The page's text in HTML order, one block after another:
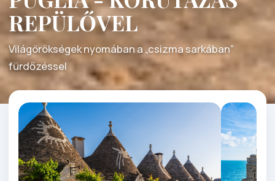
REPÜLŐVEL
Világörökségek nyomában a „csizma sarkában”
fürdőzéssel